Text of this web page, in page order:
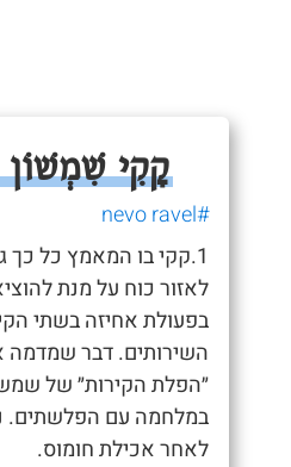
קָקִי שִׁמְשׁוֹן
#nevo ravel
1.קקי בו המאמץ כל כך
לאזור כוח על מנת
בפעולת אחיזה בשתי
השירותים. דבר
״הפלת הקירות״ של
במלחמה עם הפלשתים.
לאחר אכילת חומוס.